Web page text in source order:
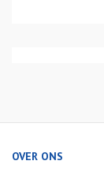
OVER ONS